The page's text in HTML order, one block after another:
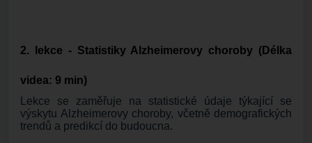
2. lekce - Statistiky Alzheimerovy choroby (Délka
videa: 9 min)
Lekce se zaměřuje na statistické údaje týkající se
výskytu Alzheimerovy choroby, včetně demografických
trendů a predikcí do budoucna.